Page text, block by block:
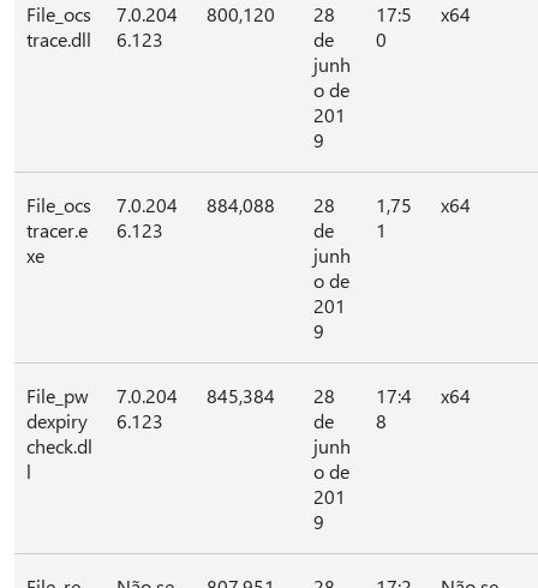
File_ocs
trace.dll
7.0.204
6.123
800,120
28
de
junh
o de
201
9
17:5
0
x64
File_ocs
tracer.e
xe
7.0.204
6.123
884,088
28
de
junh
o de
201
9
1,75
1
x64
File_pw
dexpiry
check.dl
l
7.0.204
6.123
845,384
28
de
junh
o de
201
9
17:4
8
x64